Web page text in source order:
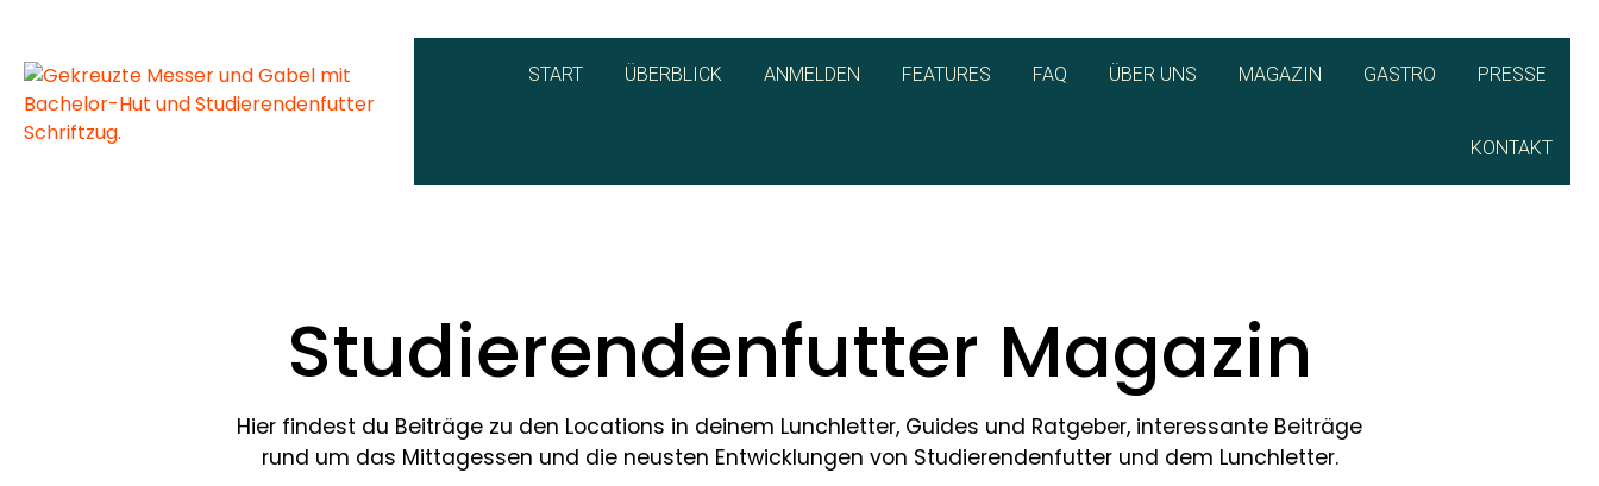
START ÜBERBLICK ANMELDEN FEATURES FAQ ÜBER UNS MAGAZIN GASTRO PRESSE
KONTAKT
Studierendenfutter Magazin
Hier findest du Beiträge zu den Locations in deinem Lunchletter, Guides und Ratgeber, interessante Beiträge
rund um das Mittagessen und die neusten Entwicklungen von Studierendenfutter und dem Lunchletter.